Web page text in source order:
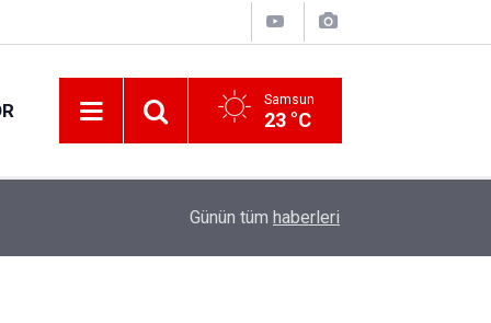
Samsun
23 °C
Her 4 kişiden 3'ü internet bankacılığı kullanıyor
Günün tüm haberleri